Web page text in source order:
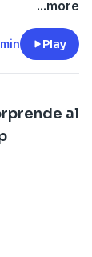
...more
Play
al